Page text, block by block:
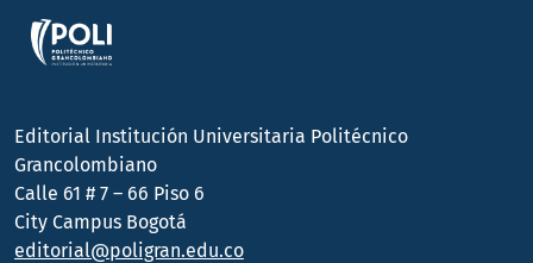
Editorial Institución Universitaria Politécnico
Grancolombiano
Calle 61 # 7 – 66 Piso 6
City Campus Bogotá
editorial@poligran.edu.co